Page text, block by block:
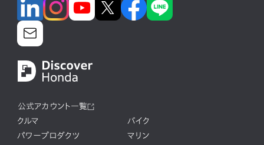
公式アカウント一覧
クルマ
バイク
パワープロダクツ
マリン